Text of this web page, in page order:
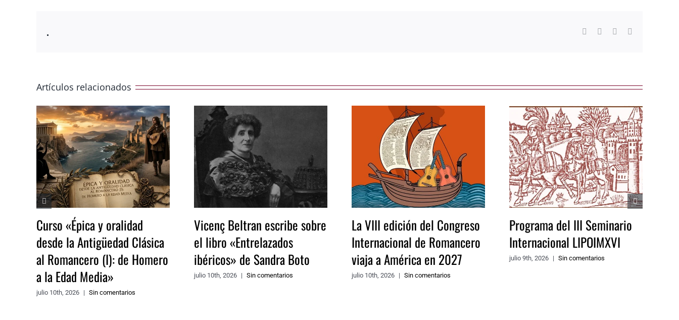
. Facebook
TwitterWhatsApp
Artículos relacionados
Curso «Épica y oralidad
desde la Antigüedad Clásica
al Romancero (I): de Homero
a la Edad Media»
julio 10th, 2026 | Sin comentarios
Vicenç Beltran escribe sobre
el libro «Entrelazados
ibéricos» de Sandra Boto
julio 10th, 2026 | Sin comentarios
La VIII edición del Congreso
Internacional de Romancero
viaja a América en 2027
julio 10th, 2026 | Sin comentarios
Programa del III Seminario
Internacional LIPOIMXVI
julio 9th, 2026 | Sin comentarios